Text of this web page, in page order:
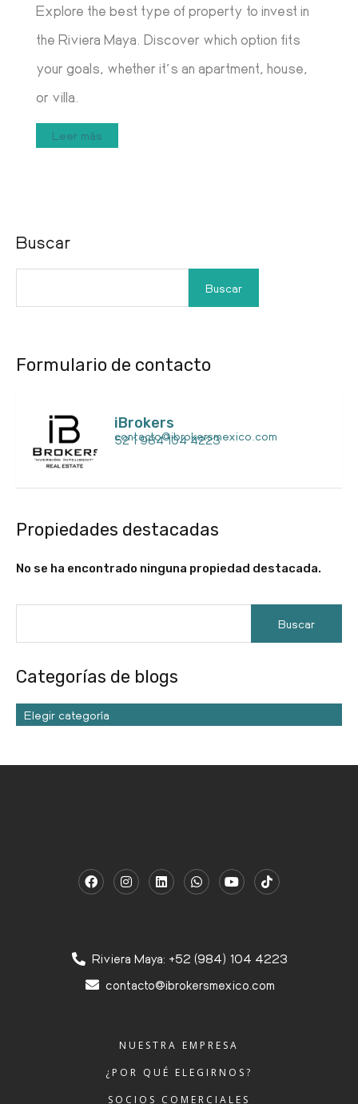
Explore the best type of property to invest in
the Riviera Maya. Discover which option fits
your goals, whether it’s an apartment, house,
or villa.
Leer más
Buscar
Buscar
Formulario de contacto
iBrokers
contacto@ibrokersmexico.com
52 1 984 104 4223
Propiedades destacadas
No se ha encontrado ninguna propiedad destacada.
Categorías de blogs
Elegir categoría
Riviera Maya: +52 (984) 104 4223
contacto@ibrokersmexico.com
NUESTRA EMPRESA
¿POR QUÉ ELEGIRNOS?
SOCIOS COMERCIALES